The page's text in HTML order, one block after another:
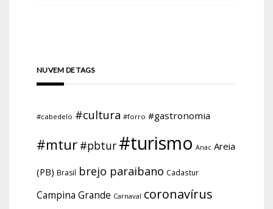
NUVEM DE TAGS
#cabedelo #cultura #forro #gastronomia
#mtur #pbtur #turismo Anac Areia
(PB) Brasil brejo paraibano Cadastur
Campina Grande Carnaval coronavírus